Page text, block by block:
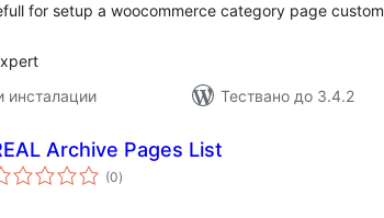
for setup a woocommerce category page
инсталации
Тествано до 3.4.2
Archive Pages List
(0общо
оценки
)